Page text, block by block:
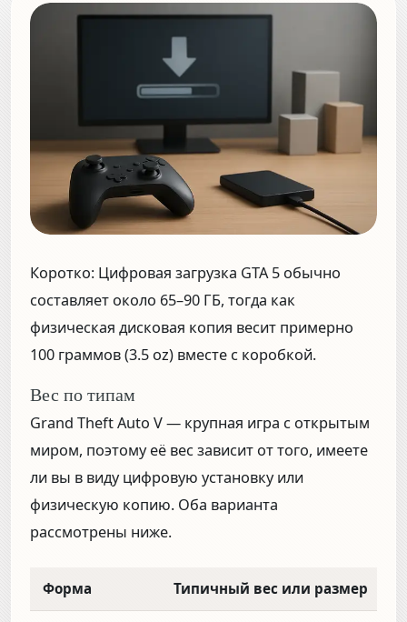
Коротко: Цифровая загрузка GTA 5 обычно
составляет около 65–90 ГБ, тогда как
физическая дисковая копия весит примерно
100 граммов (3.5 oz) вместе с коробкой.
Вес по типам
Grand Theft Auto V — крупная игра с открытым
миром, поэтому её вес зависит от того, имеете
ли вы в виду цифровую установку или
физическую копию. Оба варианта
рассмотрены ниже.
Форма Типичный вес или размер